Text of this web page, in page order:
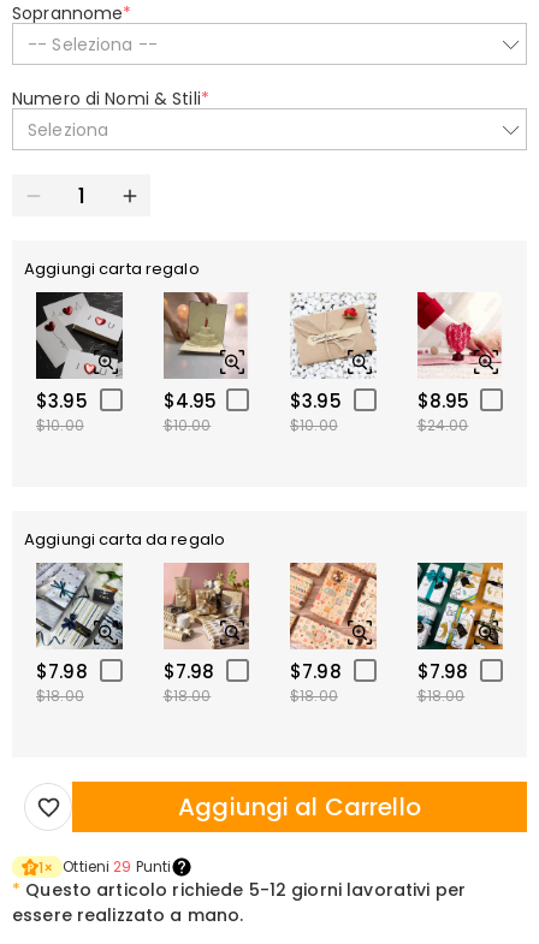
Soprannome*
-- Seleziona --
Numero di Nomi & Stili*
Seleziona
Aggiungi carta regalo
$3.95
$10.00
$4.95
$10.00
$3.95
$10.00
$8.95
$24.00
Aggiungi carta da regalo
$7.98
$18.00
$7.98
$18.00
$7.98
$18.00
$7.98
$18.00
Aggiungi al Carrello
1× Ottieni 29 Punti
* Questo articolo richiede 5-12 giorni lavorativi per
essere realizzato a mano.